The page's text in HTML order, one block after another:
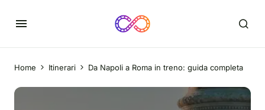
Home Itinerari Da Napoli a Roma in treno: guida completa